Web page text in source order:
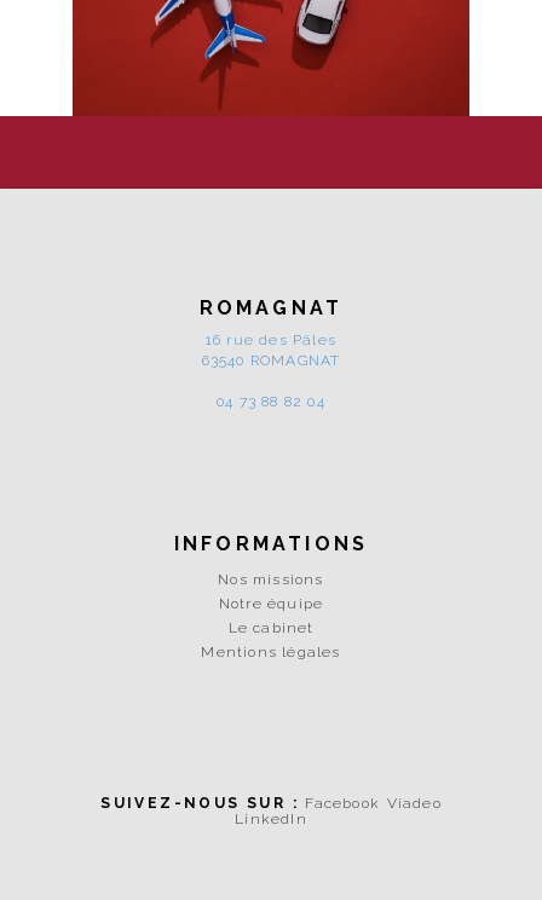
ROMAGNAT
16 rue des Pâles
63540 ROMAGNAT
04 73 88 82 04
INFORMATIONS
Nos missions
Notre équipe
Le cabinet
Mentions légales
SUIVEZ-NOUS SUR : Facebook Viadeo
LinkedIn